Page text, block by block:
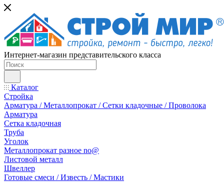
Интернет-магазин представительского класса
Каталог
Стройка
Арматура / Металлопрокат / Сетки кладочные / Проволока
Арматура
Сетка кладочная
Труба
Уголок
Металлопрокат разное no@
Листовой металл
Швеллер
Готовые смеси / Известь / Мастики